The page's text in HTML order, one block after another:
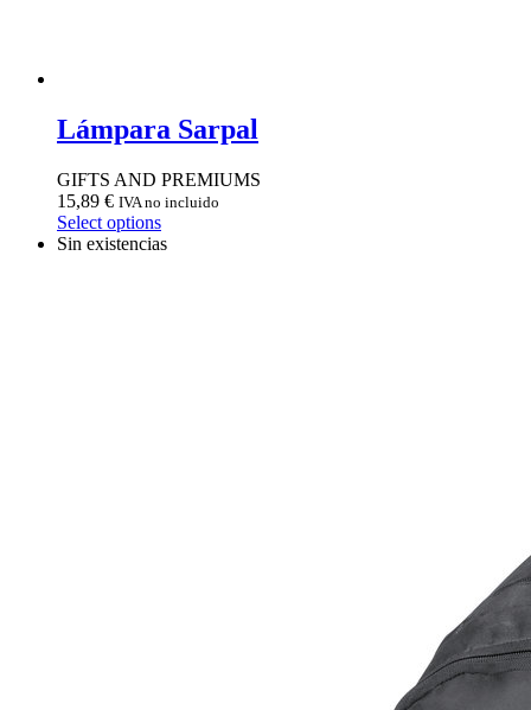
Lámpara Sarpal
GIFTS AND PREMIUMS
15,89 € IVA no incluido
Select options
Sin existencias